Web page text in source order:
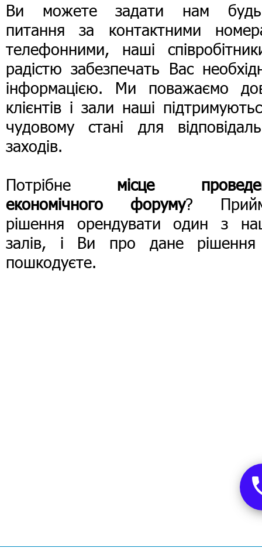
Ви можете задати нам будь-
питання за контактними
телефонними, наші
радістю забезпечать Вас
інформацією. Ми поважаємо
клієнтів і зали наші
чудовому стані для
заходів.
Потрібне місце
економічного форуму?
рішення орендувати один з
залів, і Ви про дане
пошкодуєте.